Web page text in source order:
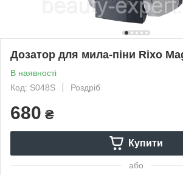
Дозатор для мила-піни Rixo
В наявності
Код: S048S
Роздріб
680 ₴
Купити
або